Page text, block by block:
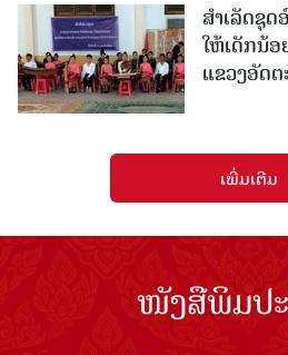
ສຳເລັດຊຸ
ໃຫ້ເດັກນ້
ແຂວງອັດ
ເພີ່ມເຕີມ
ໜັງສືພິມປ